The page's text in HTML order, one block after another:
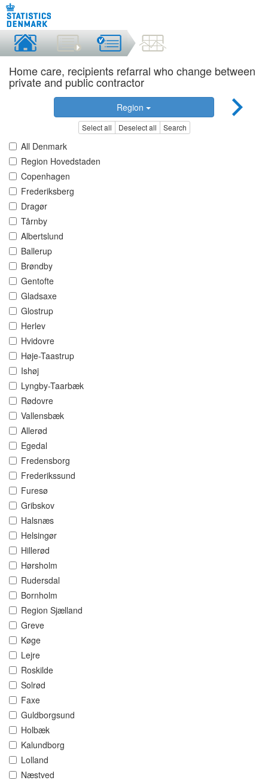
Home care, recipients refarral who change between
private and public contractor
Region
Select all Deselect all Search
All Denmark
Region Hovedstaden
Copenhagen
Frederiksberg
Dragør
Tårnby
Albertslund
Ballerup
Brøndby
Gentofte
Gladsaxe
Glostrup
Herlev
Hvidovre
Høje-Taastrup
Ishøj
Lyngby-Taarbæk
Rødovre
Vallensbæk
Allerød
Egedal
Fredensborg
Frederikssund
Furesø
Gribskov
Halsnæs
Helsingør
Hillerød
Hørsholm
Rudersdal
Bornholm
Region Sjælland
Greve
Køge
Lejre
Roskilde
Solrød
Faxe
Guldborgsund
Holbæk
Kalundborg
Lolland
Næstved